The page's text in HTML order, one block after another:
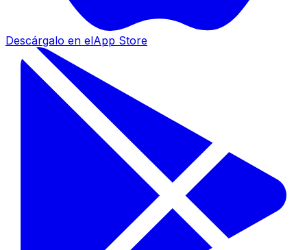
Descárgalo en elApp Store